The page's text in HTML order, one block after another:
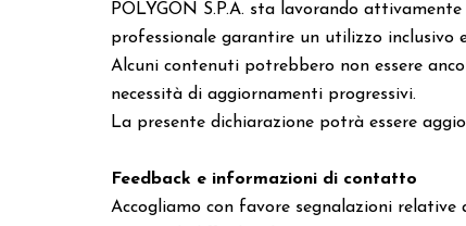
POLYGON S.P.A. sta lavorando
professionale garantire un utilizzo inclusivo
Alcuni contenuti potrebbero non essere
necessità di aggiornamenti progressivi.
La presente dichiarazione potrà essere
Feedback e informazioni di contatto
Accogliamo con favore segnalazioni relative